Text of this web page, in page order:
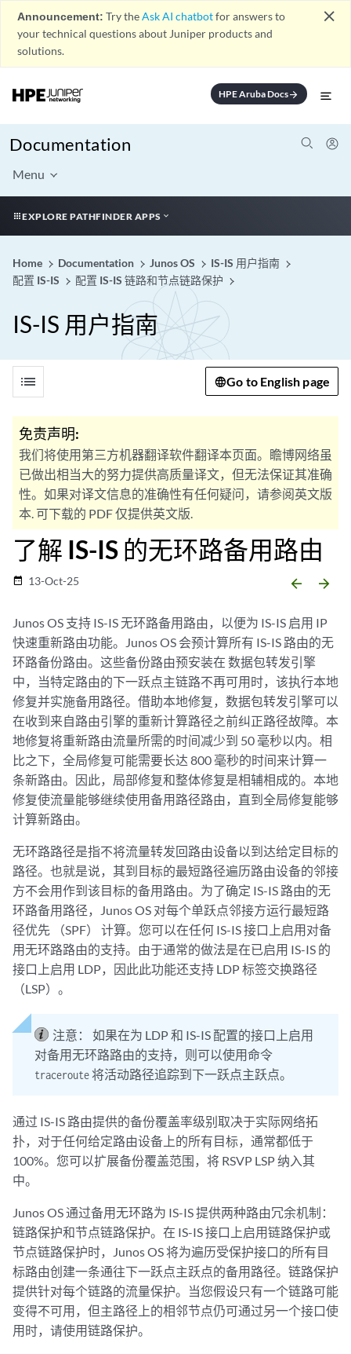
Announcement: Try theAsk AI chatbotfor answers to
your technical questions about Juniper products and
solutions.
close
HPE Aruba Docsarrow_forward
Documentation
Menu
EXPLORE PATHFINDER APPS
Home Documentation Junos OS
IS-IS 用户指南
配置 IS-IS
配置 IS-IS 链路和节点链路保护
IS-IS 用户指南
list Go to English page
免责声明:
我们将使用第三方机器翻译软件翻译本页面。瞻博网络虽
已做出相当大的努力提供高质量译文，但无法保证其准确
性。如果对译文信息的准确性有任何疑问，请参阅英文版
本. 可下载的 PDF 仅提供英文版.
了解 IS-IS 的无环路备用路由
date_range 13-Oct-25 arrow_backward arrow_forward
Junos OS 支持 IS-IS 无环路备用路由，以便为 IS-IS 启用 IP
快速重新路由功能。Junos OS 会预计算所有 IS-IS 路由的无
环路备份路由。这些备份路由预安装在 数据包转发引擎
中，当特定路由的下一跃点主链路不再可用时，该执行本地
修复并实施备用路径。借助本地修复，数据包转发引擎可以
在收到来自路由引擎的重新计算路径之前纠正路径故障。本
地修复将重新路由流量所需的时间减少到 50 毫秒以内。相
比之下，全局修复可能需要长达 800 毫秒的时间来计算一
条新路由。因此，局部修复和整体修复是相辅相成的。本地
修复使流量能够继续使用备用路径路由，直到全局修复能够
计算新路由。
无环路路径是指不将流量转发回路由设备以到达给定目标的
路径。也就是说，其到目标的最短路径遍历路由设备的邻接
方不会用作到该目标的备用路由。为了确定 IS-IS 路由的无
环路备用路径，Junos OS 对每个单跃点邻接方运行最短路
径优先 （SPF） 计算。您可以在任何 IS-IS 接口上启用对备
用无环路路由的支持。由于通常的做法是在已启用 IS-IS 的
接口上启用 LDP，因此此功能还支持 LDP 标签交换路径
（LSP）。
注意：
如果在为 LDP 和 IS-IS 配置的接口上启用
对备用无环路路由的支持，则可以使用命令
traceroute将活动路径追踪到下一跃点主跃点。
通过 IS-IS 路由提供的备份覆盖率级别取决于实际网络拓
扑，对于任何给定路由设备上的所有目标，通常都低于
100%。您可以扩展备份覆盖范围，将 RSVP LSP 纳入其
中。
Junos OS 通过备用无环路为 IS-IS 提供两种路由冗余机制：
链路保护和节点链路保护。在 IS-IS 接口上启用链路保护或
节点链路保护时，Junos OS 将为遍历受保护接口的所有目
标路由创建一条通往下一跃点主跃点的备用路径。链路保护
提供针对每个链路的流量保护。当您假设只有一个链路可能
变得不可用，但主路径上的相邻节点仍可通过另一个接口使
用时，请使用链路保护。